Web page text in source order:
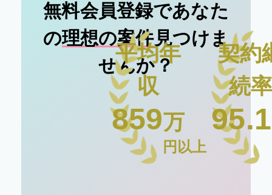
無料会員登録であなた
の理想の案件見つけま
せんか？
平均年
収
859万
円以上
契約
続
95.1